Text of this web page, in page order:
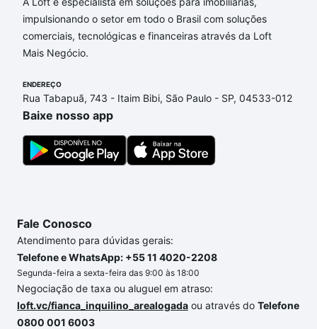
podem se adequar ao seu orçamento. Se ainda tem
alguma dúvida dos custos envolvidos no processo
de compra, veja em nosso portal
comprar o imóvel dos seus sonhos com segurança e
conforto. Loft, com você até as chaves.
impulsionando o setor em todo o Brasil com soluções
comerciais, tecnológicas e financeiras através da Loft
Mais Negócio.
ENDEREÇO
Rua Tabapuã, 743 - Itaim Bibi, São Paulo - SP, 04533-012
Baixe nosso app
Fale Conosco
Atendimento para dúvidas gerais:
Telefone e WhatsApp: +55 11 4020-2208
Segunda-feira a sexta-feira das 9:00 às 18:00
Negociação de taxa ou aluguel em atraso:
loft.vc/fianca_inquilino_arealogada ou através do Telefone
0800 001 6003